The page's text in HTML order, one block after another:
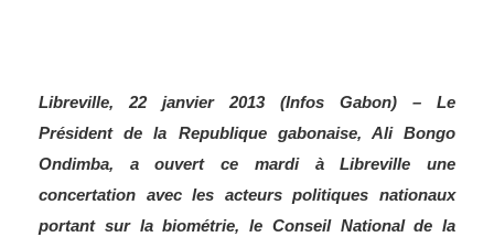
Libreville, 22 janvier 2013 (Infos Gabon) – Le
Président de la Republique gabonaise, Ali Bongo
Ondimba, a ouvert ce mardi à Libreville une
concertation avec les acteurs politiques nationaux
portant sur la biométrie, le Conseil National de la